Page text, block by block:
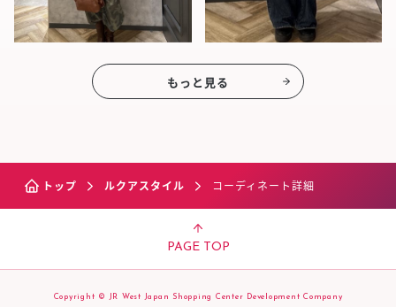
もっと見る
トップ ルクアスタイル コーディネート詳細
PAGE TOP
Copyright © JR West Japan Shopping Center Development Company